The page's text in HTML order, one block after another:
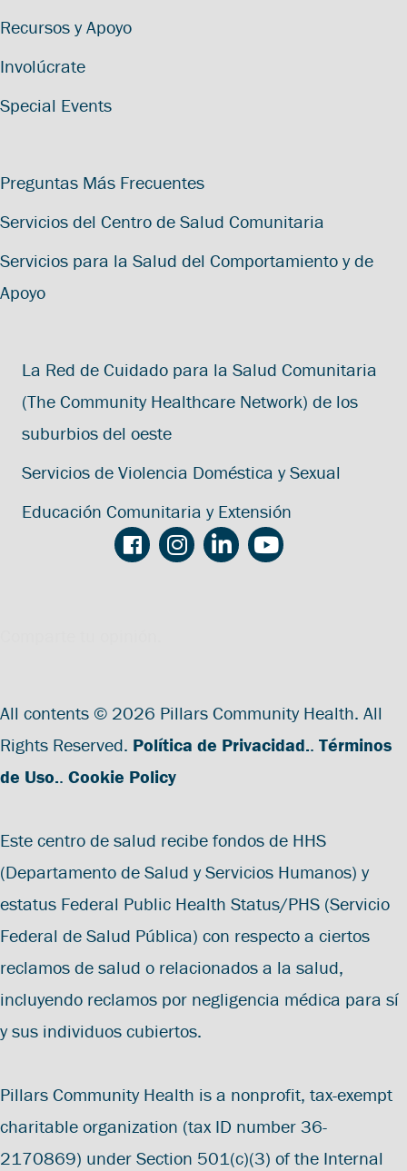
Recursos y Apoyo
Involúcrate
Special Events
Preguntas Más Frecuentes
Servicios del Centro de Salud Comunitaria
Servicios para la Salud del Comportamiento y de
Apoyo
La Red de Cuidado para la Salud Comunitaria
(The Community Healthcare Network) de los
suburbios del oeste
Servicios de Violencia Doméstica y Sexual
Educación Comunitaria y Extensión
All contents © 2026 Pillars Community Health. All
Rights Reserved. Política de Privacidad.. Términos
de Uso.. Cookie Policy
Este centro de salud recibe fondos de HHS
(Departamento de Salud y Servicios Humanos) y
estatus Federal Public Health Status/PHS (Servicio
Federal de Salud Pública) con respecto a ciertos
reclamos de salud o relacionados a la salud,
incluyendo reclamos por negligencia médica para sí
y sus individuos cubiertos.
Pillars Community Health is a nonprofit, tax-exempt
charitable organization (tax ID number 36-
2170869) under Section 501(c)(3) of the Internal